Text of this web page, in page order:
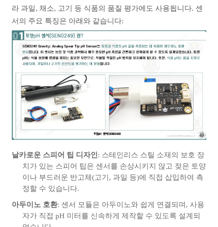
라 과일, 채소, 고기 등 식품의 품질 평가에도 사용됩니다. 센
서의 주요 특징은 아래와 같습니다:
날카로운 스피어 팁 디자인 : 스테인리스 스틸 소재의 보호 장
치가 있는 스피어 팁은 센서를 손상시키지 않고 젖은 토양
이나 부드러운 반고체(고기, 과일 등)에 직접 삽입하여 측
정할 수 있습니다.
아두이노 호환: 센서 모듈은 아두이노와 쉽게 연결되며, 사용
자가 직접 pH 미터를 신속하게 제작할 수 있도록 설계되